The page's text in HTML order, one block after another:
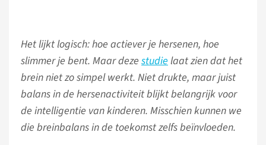
Het lijkt logisch: hoe actiever je hersenen, hoe
slimmer je bent. Maar deze studielaat zien dat het
brein niet zo simpel werkt. Niet drukte, maar juist
balans in de hersenactiviteit blijkt belangrijk voor
de intelligentie van kinderen. Misschien kunnen we
die breinbalans in de toekomst zelfs beïnvloeden.